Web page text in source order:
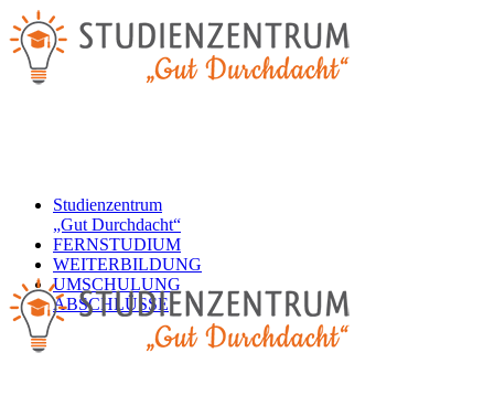
Studienzentrum
„Gut Durchdacht“
FERNSTUDIUM
WEITERBILDUNG
UMSCHULUNG
ABSCHLÜSSE